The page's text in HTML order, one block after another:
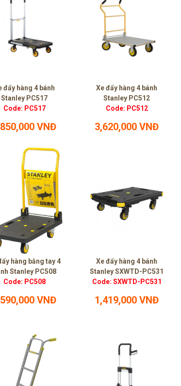
đẩy hàng 4 bánh
Stanley PC517
Code: PC517
VNĐ
Xe đẩy hàng 4 bánh
Stanley PC512
Code: PC512
3,620,000 VNĐ
hàng bằng tay 4
Stanley PC508
Code: PC508
VNĐ
Xe đẩy hàng 4 bánh
Stanley SXWTD-PC531
Code: SXWTD-PC531
1,419,000 VNĐ